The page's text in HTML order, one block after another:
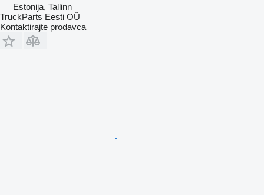
Estonija, Tallinn
TruckParts Eesti OÜ
Kontaktirajte prodavca